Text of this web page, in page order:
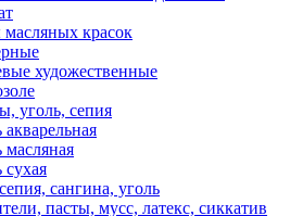
красок
художественные
уголь, сепия
акварельная
масляная
сухая
сангина, уголь
пасты, мусс, латекс, сиккатив